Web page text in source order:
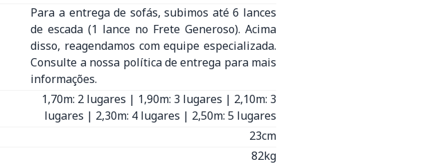
Para a entrega de sofás, subimos até 6 lances
de escada (1 lance no Frete Generoso). Acima
disso, reagendamos com equipe especializada.
Consulte a nossa política de entrega para mais
informações.
1,70m: 2 lugares | 1,90m: 3 lugares | 2,10m: 3
lugares | 2,30m: 4 lugares | 2,50m: 5 lugares
23cm
82kg